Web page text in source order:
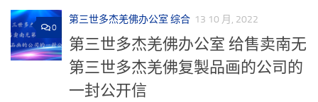
0
第三世多杰羌佛办公室 综合 13 10 月, 2022
第三世多杰羌佛办公室 给售卖南无
第三世多杰羌佛复製品画的公司的
一封公开信